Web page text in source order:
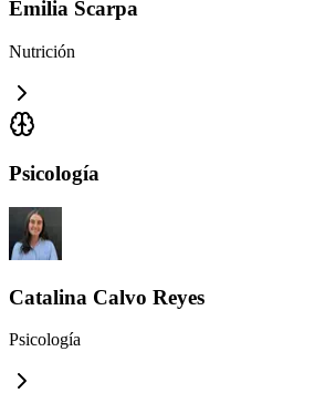
Emilia Scarpa
Nutrición
Psicología
Catalina Calvo Reyes
Psicología